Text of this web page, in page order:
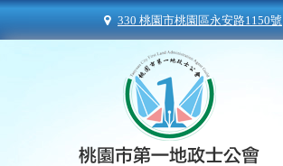
330 桃園市桃園區永安路1150號